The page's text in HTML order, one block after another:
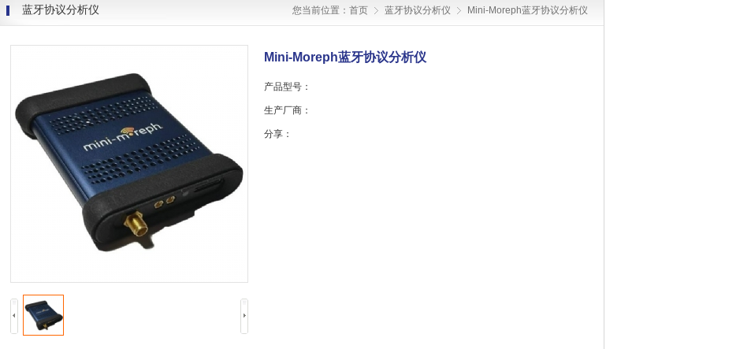
蓝牙协议分析仪 您当前位置： 首页 蓝牙协议分析仪 Mini-Moreph蓝牙协议分析仪
Mini-Moreph蓝牙协议分析仪
产品型号：
生产厂商：
分享：